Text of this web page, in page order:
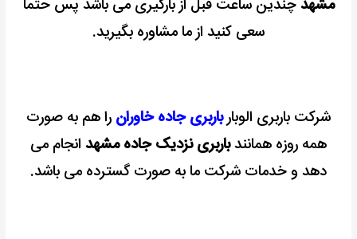
مشهدچندین ساعت قبل از بارگیری می باشد پس حتما
سعی کنید از ما مشاوره بگیرید.
شرکت باربری الوبارباربری جاده خاوران را هم به صورت
همه روزه همانندباربری نزدیک جاده مشهد انجام می
دهد و خدمات شرکت ما به صورت گسترده می باشد.